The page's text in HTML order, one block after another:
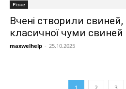
Різне
Вчені створили свиней,
класичної чуми свиней
maxwelhelp - 25.10.2025